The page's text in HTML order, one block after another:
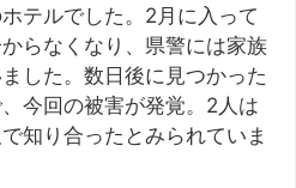
テルでした。2月に入って
らなくなり、県警には家族
した。数日後に見つかった
今回の被害が発覚。2人は
知り合ったとみられていま